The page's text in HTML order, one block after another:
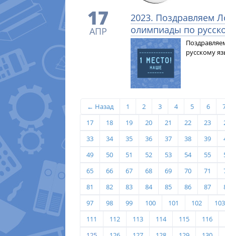
17
АПР
2023. Поздравляем
олимпиады по
русскому
← Назад 1 2 3 4 5 6
17
18 19 20 21 22 23
33
34 35 36 37 38 39
49
50 51 52 53 54 55
65
66 67 68 69 70 71
81
82 83 84 85 86 87
97
98 99 100 101 102
103
111
112 113 114 115
116